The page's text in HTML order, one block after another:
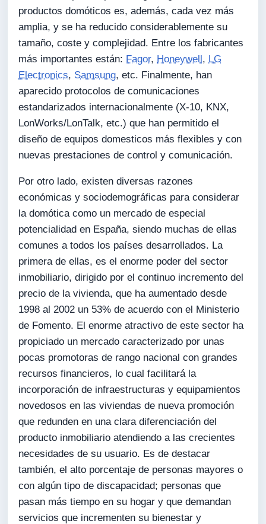
productos domóticos es, además, cada vez más
amplia, y se ha reducido considerablemente su
tamaño, coste y complejidad. Entre los fabricantes
más importantes están: Fagor, Honeywell, LG
Electronics, Samsung, etc. Finalmente, han
aparecido protocolos de comunicaciones
estandarizados internacionalmente (X-10, KNX,
LonWorks/LonTalk, etc.) que han permitido el
diseño de equipos domesticos más flexibles y con
nuevas prestaciones de control y comunicación.
Por otro lado, existen diversas razones
económicas y sociodemográficas para considerar
la domótica como un mercado de especial
potencialidad en España, siendo muchas de ellas
comunes a todos los países desarrollados. La
primera de ellas, es el enorme poder del sector
inmobiliario, dirigido por el continuo incremento del
precio de la vivienda, que ha aumentado desde
1998 al 2002 un 53% de acuerdo con el Ministerio
de Fomento. El enorme atractivo de este sector ha
propiciado un mercado caracterizado por unas
pocas promotoras de rango nacional con grandes
recursos financieros, lo cual facilitará la
incorporación de infraestructuras y equipamientos
novedosos en las viviendas de nueva promoción
que redunden en una clara diferenciación del
producto inmobiliario atendiendo a las crecientes
necesidades de su usuario. Es de destacar
también, el alto porcentaje de personas mayores o
con algún tipo de discapacidad; personas que
pasan más tiempo en su hogar y que demandan
servicios que incrementen su bienestar y